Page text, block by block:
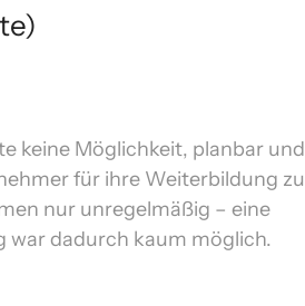
keine Möglichkeit, planbar und
für ihre Weiterbildung zu
nur unregelmäßig – eine
war dadurch kaum möglich.